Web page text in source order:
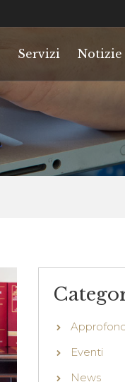
Servizi Notizie
Eventi
News